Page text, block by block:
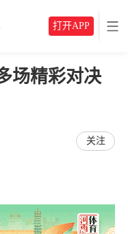
打开APP
场精彩对决
关注